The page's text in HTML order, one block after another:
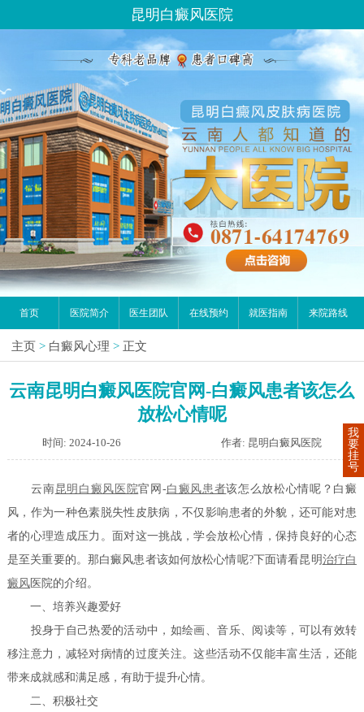
昆明白癜风医院
首页 医院简介 医生团队 在线预约 就医指南 来院路线
主页 > 白癜风心理 > 正文
云南昆明白癜风医院官网-白癜风患者该怎么
放松心情呢
时间: 2024-10-26 作者: 昆明白癜风医院
云南昆明白癜风医院官网-白癜风患者该怎么放松心情呢？白癜
风，作为一种色素脱失性皮肤病，不仅影响患者的外貌，还可能对患
者的心理造成压力。面对这一挑战，学会放松心情，保持良好的心态
是至关重要的。那白癜风患者该如何放松心情呢?下面请看昆明治疗白
癜风 医院的介绍。
一、培养兴趣爱好
投身于自己热爱的活动中，如绘画、音乐、阅读等，可以有效转
移注意力，减轻对病情的过度关注。这些活动不仅能丰富生活，还能
带来成就感和满足感，有助于提升心情。
二、积极社交
我
要
挂
号